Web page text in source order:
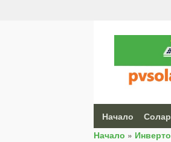
Начало
Начало »